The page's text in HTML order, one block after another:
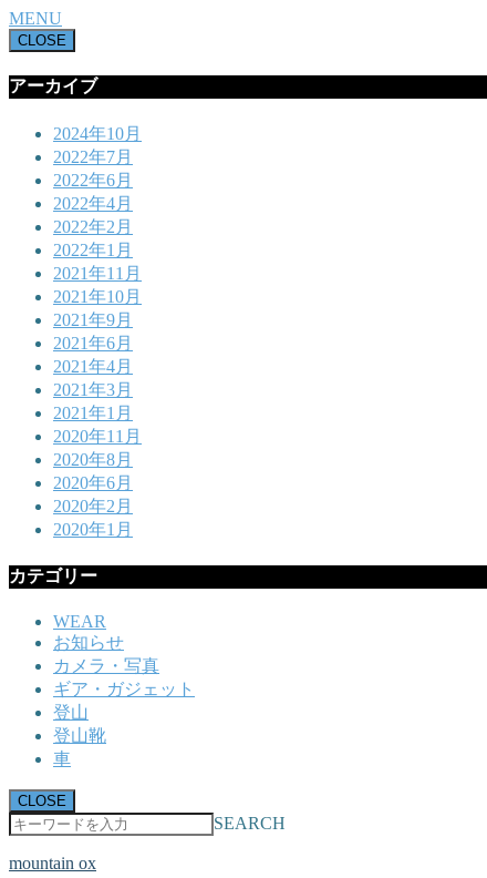
MENU
CLOSE
アーカイブ
2024年10月
2022年7月
2022年6月
2022年4月
2022年2月
2022年1月
2021年11月
2021年10月
2021年9月
2021年6月
2021年4月
2021年3月
2021年1月
2020年11月
2020年8月
2020年6月
2020年2月
2020年1月
カテゴリー
WEAR
お知らせ
カメラ・写真
ギア・ガジェット
登山
登山靴
車
CLOSE
SEARCH
mountain ox